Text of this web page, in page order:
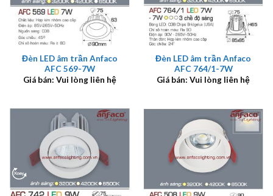
Đèn LED âm trần Anfaco
AFC 569-7W
Giá bán: Vui lòng liên hệ
Đèn LED âm trần Anfaco
AFC 764/1-7W
Giá bán: Vui lòng liên hệ